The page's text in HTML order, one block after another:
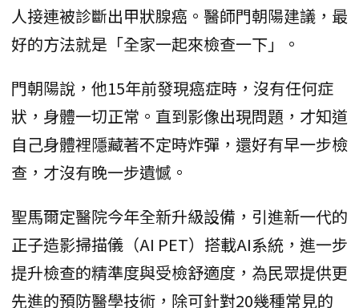
人接連被診斷出甲狀腺癌。醫師門朝陽建議，最
好的方法就是「全家一起來檢查一下」。
門朝陽說，他15年前發現癌症時，沒有任何症
狀，身體一切正常。直到影像出現問題，才知道
自己身體裡隱藏著不定時炸彈，還好有早一步檢
查，才沒有晚一步遺憾。
聖馬爾定醫院今年全新升級設備，引進新一代的
正子造影掃描儀（AI PET）搭載AI系統，進一步
提升檢查的精準度與受檢舒適度，為民眾提供更
先進的預防醫學技術，除可針對20幾種常見的